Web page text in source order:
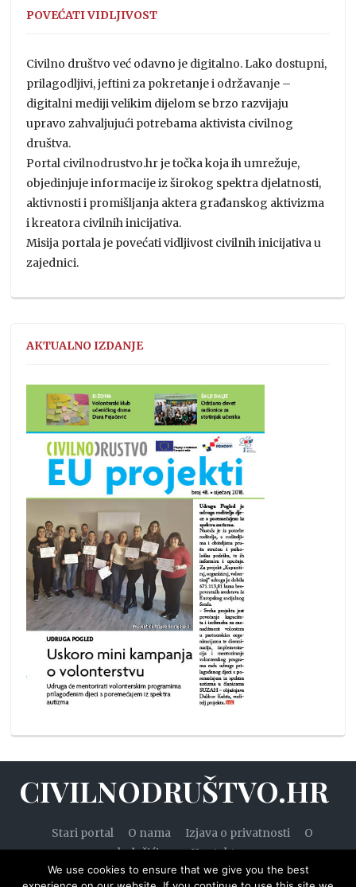
POVEĆATI VIDLJIVOST
Civilno društvo već odavno je digitalno. Lako dostupni,
prilagodljivi, jeftini za pokretanje i održavanje –
digitalni mediji velikim dijelom se brzo razvijaju
upravo zahvaljujući potrebama aktivista civilnog
društva.
Portal civilnodrustvo.hr je točka koja ih umrežuje,
objedinjuje informacije iz širokog spektra djelatnosti,
aktivnosti i promišljanja aktera građanskog aktivizma
i kreatora civilnih inicijativa.
Misija portala je povećati vidljivost civilnih inicijativa u
zajednici.
AKTUALNO IZDANJE
CIVILNODRUŠTVO.HR
Stari portal O nama Izjava o privatnosti
O
kolačićima
Kontakt
We use cookies to ensure that we give you the best